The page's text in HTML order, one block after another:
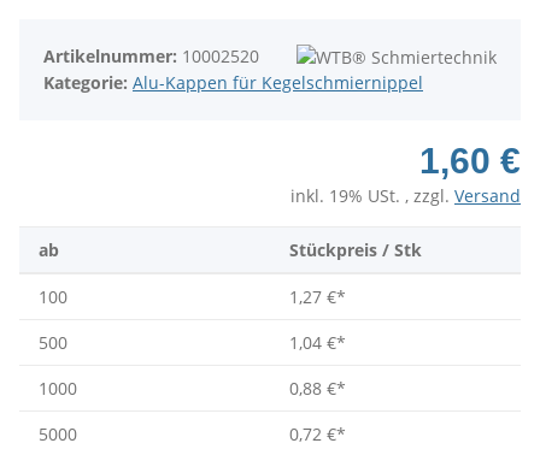
Artikelnummer: 10002520
Kategorie: Alu-Kappen für Kegelschmiernippel
1,60 €
inkl. 19% USt. , zzgl. Versand
ab Stückpreis / Stk
100 1,27 €*
500
1,04 €*
1000
0,88 €*
5000
0,72 €*